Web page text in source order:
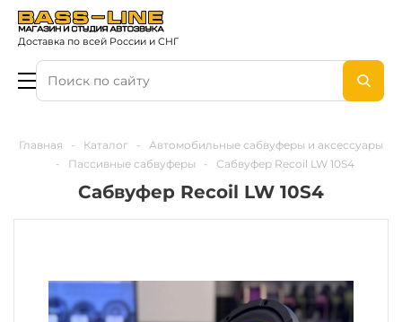
Доставка по всей России и СНГ
Главная - Каталог -
Автомобильные сабвуферы и аксессуары
-
Пассивные сабвуферы - Сабвуфер Recoil LW 10S4
Сабвуфер Recoil LW 10S4